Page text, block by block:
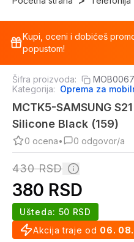
Kupi, oceni i dobićeš
popustom!
Šifra proizvoda:
Kategorija: Oprema za
MCTK5-SAMSUNG
Silicone Black (159)
0 ocena• 0 odgovor/a
430RSD
380 RSD
Akcija traje od 06.
Ušteda: 50 RSD